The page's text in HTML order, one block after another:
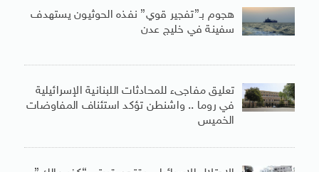
هجوم بـ”تفجير قوي” نفذه الحوثيون يستهدف
سفينة في خليج عدن
تعليق مفاجىء للمحادثات اللبنانية الإسرائيلية
في روما .. واشنطن تؤكد استئناف المفاوضات
الخميس